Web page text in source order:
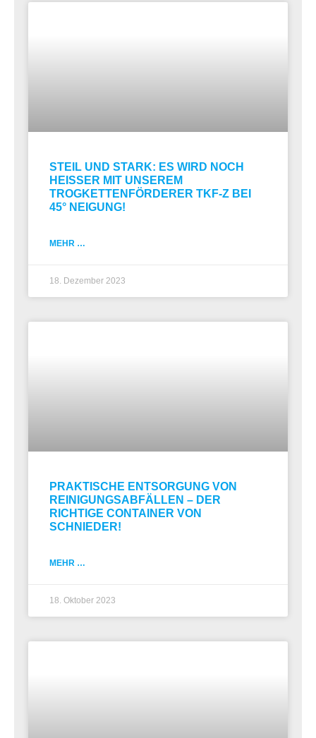
STEIL UND STARK: ES WIRD NOCH
HEISSER MIT UNSEREM
TROGKETTENFÖRDERER TKF-Z BEI
45° NEIGUNG!
MEHR …
18. Dezember 2023
PRAKTISCHE ENTSORGUNG VON
REINIGUNGSABFÄLLEN – DER
RICHTIGE CONTAINER VON
SCHNIEDER!
MEHR …
18. Oktober 2023